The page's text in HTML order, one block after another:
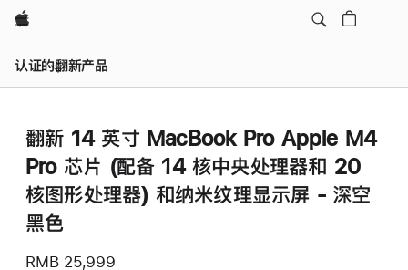
Apple
认证的翻新产品
翻新 14 英寸 MacBook Pro Apple M4
Pro 芯片 (配备 14 核中央处理器和 20
核图形处理器) 和纳米纹理显示屏 - 深空
黑色
RMB 25,999